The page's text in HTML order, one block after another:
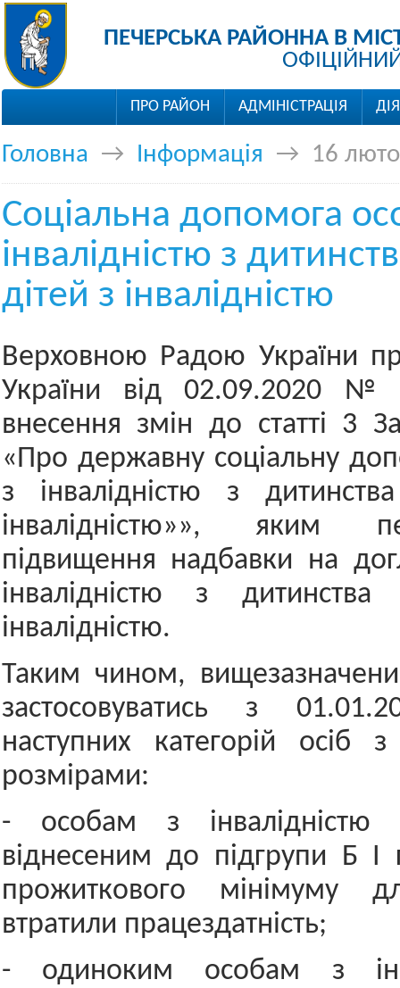
ПЕЧЕРСЬКА РАЙОННА В
ПРО РАЙОН АДМІНІСТРАЦІЯ
Головна → Інформація → 16
Соціальна допомога
інвалідністю з
дітей з інвалідністю
Верховною Радою України
України від 02.09.2020 №
внесення змін до статті 3
«Про державну соціальну
з інвалідністю з
інвалідністю»», яким
підвищення надбавки на
інвалідністю з
інвалідністю.
Таким чином,
застосовуватись з
наступних категорій осіб
розмірами:
- особам з інвалідністю
віднесеним до підгрупи Б І
прожиткового мінімуму
втратили працездатність;
- одиноким особам з